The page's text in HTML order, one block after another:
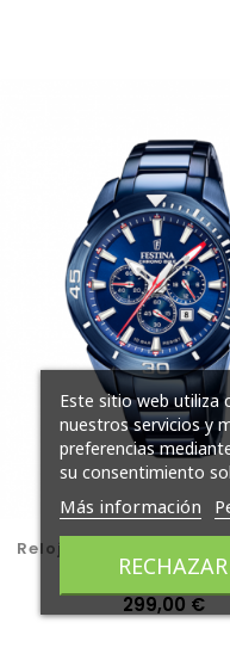
Reloj Festina Hombre
Cronógrafo
Precio
299,00 €
Este sitio web utiliza
nuestros servicios y
preferencias
su consentimiento
Más información